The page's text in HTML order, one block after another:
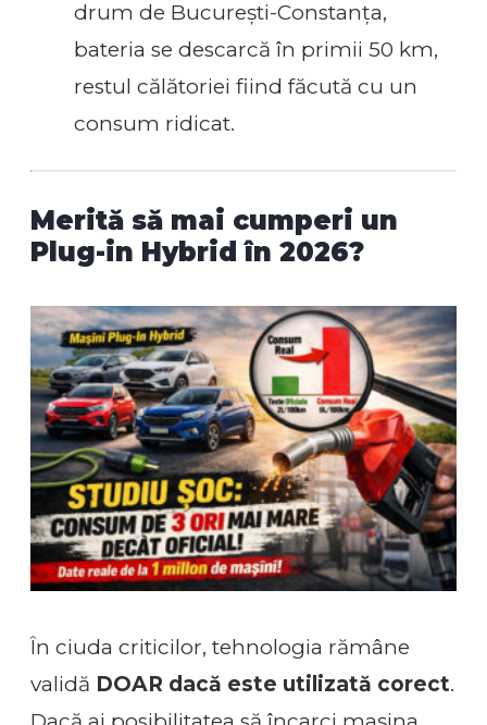
drum de București-Constanța,
bateria se descarcă în primii 50 km,
restul călătoriei fiind făcută cu un
consum ridicat.
Merită să mai cumperi un
Plug-in Hybrid în 2026?
În ciuda criticilor, tehnologia rămâne
validă DOAR dacă este utilizată corect.